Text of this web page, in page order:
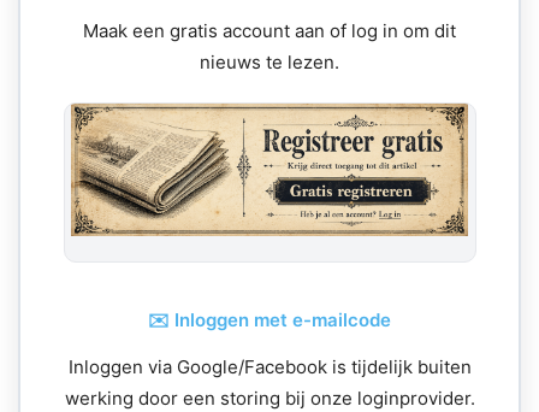
Maak een gratis account aan of log in om dit
nieuws te lezen.
✉️ Inloggen met e-mailcode
Inloggen via Google/Facebook is tijdelijk buiten
werking door een storing bij onze loginprovider.